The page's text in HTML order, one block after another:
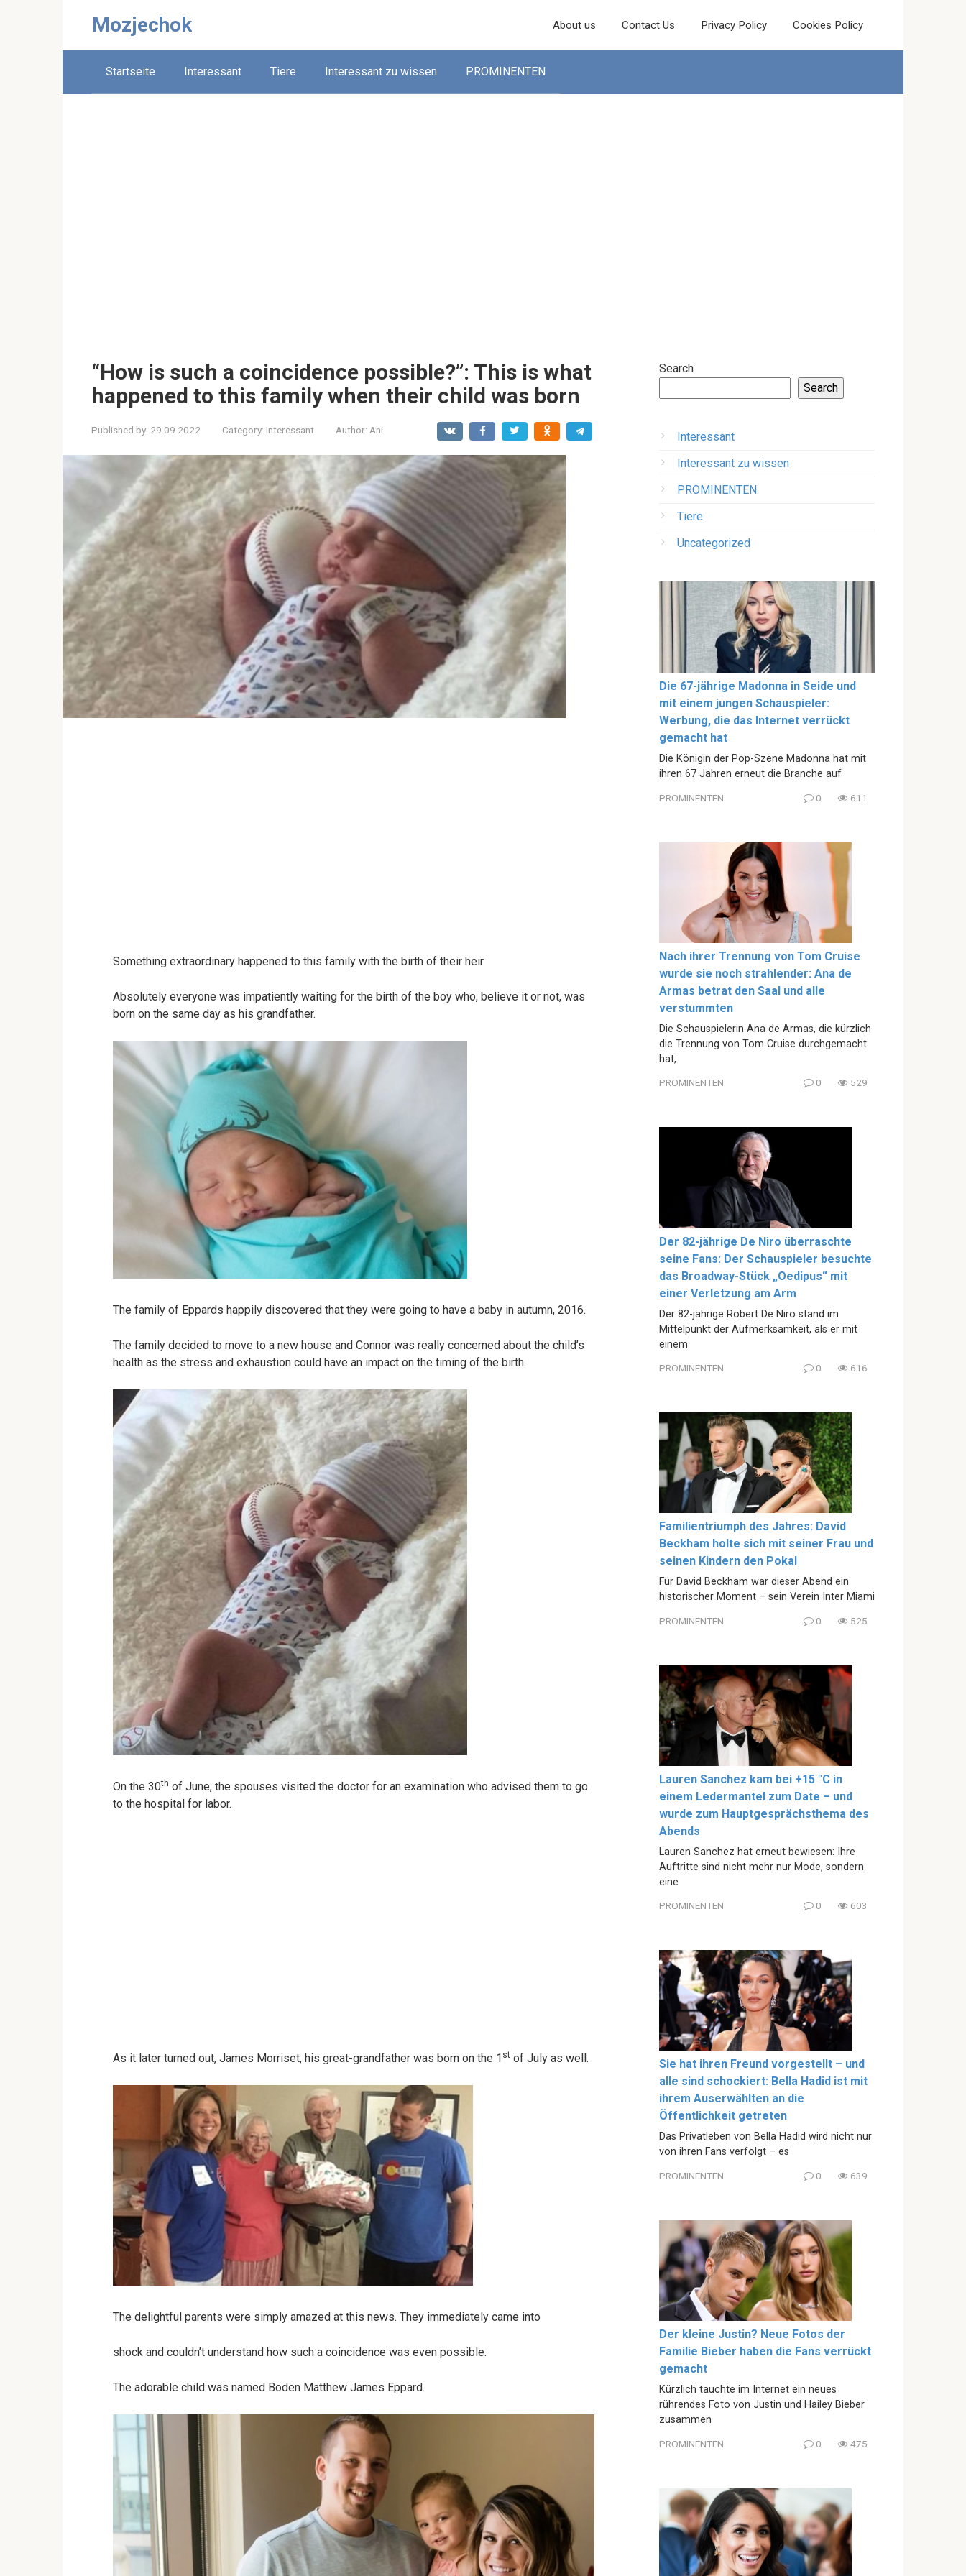
Mozjechok About us Contact Us Privacy Policy Cookies Policy
Startseite Interessant Tiere Interessant zu wissen PROMINENTEN
“How is such a coincidence possible?”: This is what
happened to this family when their child was born
Published by: 29.09.2022 Category: Interessant Author: Ani
Something extraordinary happened to this family with the birth of their heir
Absolutely everyone was impatiently waiting for the birth of the boy who, believe it or not, was
born on the same day as his grandfather.
The family of Eppards happily discovered that they were going to have a baby in autumn, 2016.
The family decided to move to a new house and Connor was really concerned about the child’s
health as the stress and exhaustion could have an impact on the timing of the birth.
On the 30th of June, the spouses visited the doctor for an examination who advised them to go
to the hospital for labor.
As it later turned out, James Morriset, his great-grandfather was born on the 1 st of July as well.
The delightful parents were simply amazed at this news. They immediately came into
shock and couldn’t understand how such a coincidence was even possible.
The adorable child was named Boden Matthew James Eppard.
Search
Search
Interessant
Interessant zu wissen
PROMINENTEN
Tiere
Uncategorized
Die 67-jährige Madonna in Seide und
mit einem jungen Schauspieler:
Werbung, die das Internet verrückt
gemacht hat
Die Königin der Pop-Szene Madonna hat mit
ihren 67 Jahren erneut die Branche auf
PROMINENTEN 0 611
Nach ihrer Trennung von Tom Cruise
wurde sie noch strahlender: Ana de
Armas betrat den Saal und alle
verstummten
Die Schauspielerin Ana de Armas, die kürzlich
die Trennung von Tom Cruise durchgemacht
hat,
PROMINENTEN 0 529
Der 82-jährige De Niro überraschte
seine Fans: Der Schauspieler besuchte
das Broadway-Stück „Oedipus“ mit
einer Verletzung am Arm
Der 82-jährige Robert De Niro stand im
Mittelpunkt der Aufmerksamkeit, als er mit
einem
PROMINENTEN 0 616
Familientriumph des Jahres: David
Beckham holte sich mit seiner Frau und
seinen Kindern den Pokal
Für David Beckham war dieser Abend ein
historischer Moment – sein Verein Inter Miami
PROMINENTEN 0 525
Lauren Sanchez kam bei +15 °C in
einem Ledermantel zum Date – und
wurde zum Hauptgesprächsthema des
Abends
Lauren Sanchez hat erneut bewiesen: Ihre
Auftritte sind nicht mehr nur Mode, sondern
eine
PROMINENTEN 0 603
Sie hat ihren Freund vorgestellt – und
alle sind schockiert: Bella Hadid ist mit
ihrem Auserwählten an die
Öffentlichkeit getreten
Das Privatleben von Bella Hadid wird nicht nur
von ihren Fans verfolgt – es
PROMINENTEN 0 639
Der kleine Justin? Neue Fotos der
Familie Bieber haben die Fans verrückt
gemacht
Kürzlich tauchte im Internet ein neues
rührendes Foto von Justin und Hailey Bieber
zusammen
PROMINENTEN 0 475